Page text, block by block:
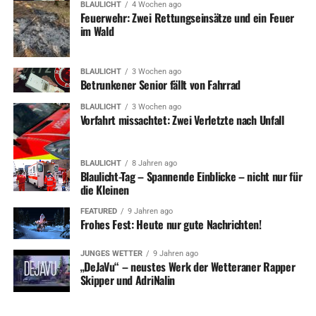
über die Ruhr und die Bahn am Demag-Gelände. Hier
müsse in absehbarer Zeit eine neue Brücke gebaut
werden, sagt die Straßenbaubehörde. Dort weiß man,
dass diese Brücken Hauptzufahrt zu den angrenzenden
Gewerbebetrieben sind. Daher will man über
Verkehrseinschränkungen gar nicht erst nachdenken.
Vielmehr prüfe man derzeit eine provisorische
Verstärkung der Brücke um erst einmal Zeit zu gewinnen,
hieß es. Über das Ergebnis wolle man die Öffentlichkeit
dann zeitnah informieren.
Eisenbahnbrücke unter dem Kreisel Kaiserstraße
Jene Eisenbahnbrücke, die die örtliche Politik dazu
BLAULICHT 4 Wochen ago
Feuerwehr: Zwei Rettungseinsätze und ein Feuer
im Wald
BLAULICHT 3 Wochen ago
Betrunkener Senior fällt von Fahrrad
BLAULICHT 3 Wochen ago
Vorfahrt missachtet: Zwei Verletzte nach Unfall
BLAULICHT 8 Jahren ago
Blaulicht-Tag – Spannende Einblicke – nicht nur für
die Kleinen
FEATURED 9 Jahren ago
Frohes Fest: Heute nur gute Nachrichten!
JUNGES WETTER 9 Jahren ago
„DeJaVu“ – neustes Werk der Wetteraner Rapper
Skipper und AdriNalin